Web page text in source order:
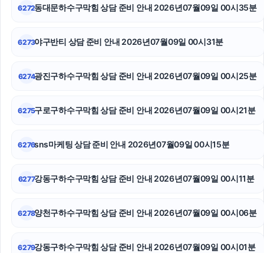
수원피부과
대구이혼전문변호사
도지티켓
의정부형사변호사
주택담보대출한도
강남성범죄변호사
6272동대문하수구막힘 상담 준비 안내 2026년07월09일 00시35분
6273야구반티 상담 준비 안내 2026년07월09일 00시31분
6274광진구하수구막힘 상담 준비 안내 2026년07월09일 00시25분
6275구로구하수구막힘 상담 준비 안내 2026년07월09일 00시21분
6276sns마케팅 상담 준비 안내 2026년07월09일 00시15분
6277강동구하수구막힘 상담 준비 안내 2026년07월09일 00시11분
6278양천구하수구막힘 상담 준비 안내 2026년07월09일 00시06분
6279강동구하수구막힘 상담 준비 안내 2026년07월09일 00시01분